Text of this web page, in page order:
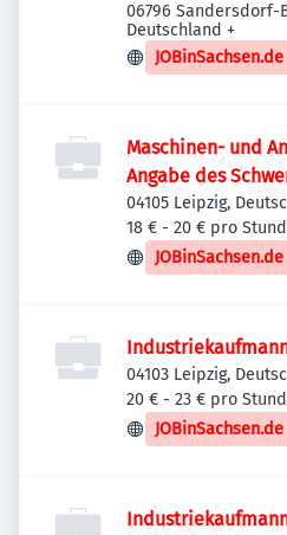
06796 Sandersdorf-
Deutschland +
JOBinSachsen.de
Maschinen- und
Angabe des
04105 Leipzig,
18 € - 20 € pro
JOBinSachsen.de
04103 Leipzig,
20 € - 23 € pro
JOBinSachsen.de